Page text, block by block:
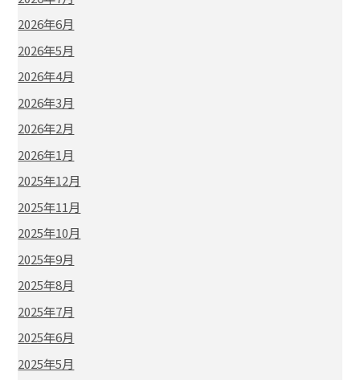
2026年6月
2026年5月
2026年4月
2026年3月
2026年2月
2026年1月
2025年12月
2025年11月
2025年10月
2025年9月
2025年8月
2025年7月
2025年6月
2025年5月